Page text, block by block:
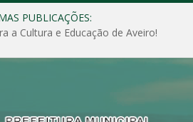
PUBLICAÇÕES:
a Cultura e Educação de Aveiro!